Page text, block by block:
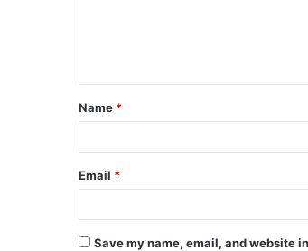
Name *
Email *
Save my name, email, and website